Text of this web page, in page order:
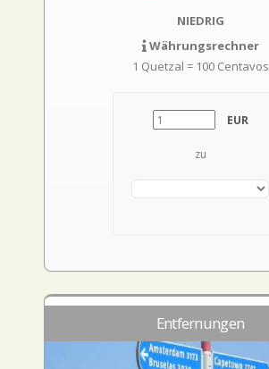
NIEDRIG
Währungsrechner
1 Quetzal = 100 Centavos
EUR
zu
Entfernungen